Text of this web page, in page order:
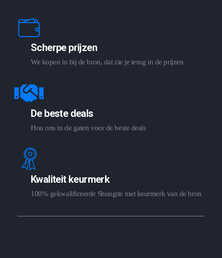
Scherpe prijzen
We kopen in bij de bron, dat zie je terug in de prijzen
De beste deals
Hou ons in de gaten voor de beste deals
Kwaliteit keurmerk
100% gekwalificeerde Shungite met keurmerk van de bron